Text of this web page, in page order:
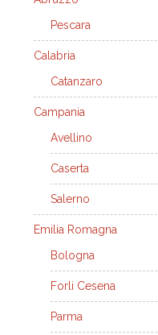
Pescara
Calabria
Catanzaro
Campania
Avellino
Caserta
Salerno
Emilia Romagna
Bologna
Forli Cesena
Parma